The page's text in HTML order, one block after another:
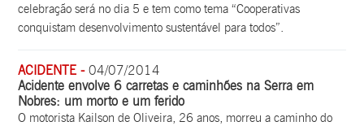
celebração será no dia 5 e tem como tema “Cooperativas
conquistam desenvolvimento sustentável para todos”.
ACIDENTE -04/07/2014
Acidente envolve 6 carretas e caminhões na Serra em
Nobres: um morto e um ferido
O motorista Kailson de Oliveira, 26 anos, morreu a caminho do